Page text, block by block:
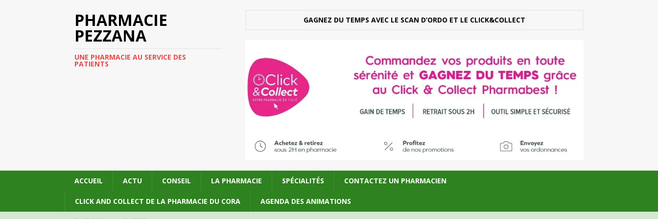
PHARMACIE
PEZZANA
UNE PHARMACIE AU SERVICE DES
PATIENTS
GAGNEZ DU TEMPS AVEC LE SCAN D’ORDO ET LE CLICK&COLLECT
ACCUEIL ACTU CONSEIL LA PHARMACIE SPÉCIALITÉS CONTACTEZ UN PHARMACIEN
CLICK AND COLLECT DE LA PHARMACIE DU CORA AGENDA DES ANIMATIONS